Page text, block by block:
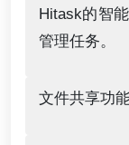
Hitask的智
管理任务。
文件共享功